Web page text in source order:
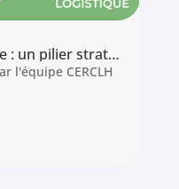
La logistique hospitalière : un pilier stratégique enfin reconnu
l'équipe CERCLH